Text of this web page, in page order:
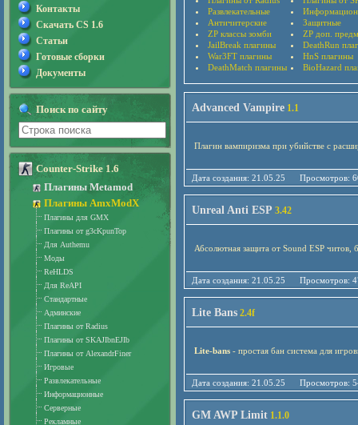
Развлекательные
Античитерские
Защитные
ZP классы зомби
ZP доп.
JailBreak плагины
DeathRun
War3FT плагины
HnS плагины
DeathMatch плагины
BioHazard
Advanced Vampire 1.1
Плагин вампиризма при убийстве с
Дата создания: 21.05.25
Unreal Anti ESP 3.42
Абсолютная защита от Sound ESP читов,
Дата создания: 21.05.25
Lite Bans 2.4f
Lite-bans - простая бан система для
Дата создания: 21.05.25
GM AWP Limit 1.1.0
Контакты
Скачать CS 1.6
Статьи
Готовые сборки
Документы
Поиск по сайту
Counter-Strike 1.6
Плагины Metamod
Плагины AmxModX
Плагины для GMX
Плагины от g3cKpunTop
Для Authemu
Моды
ReHLDS
Для ReAPI
Стандартные
Админские
Плагины от Radius
Плагины от SKAJIbnEJIb
Плагины от AlexandrFiner
Игровые
Развлекательные
Информационные
Серверные
Рекламные